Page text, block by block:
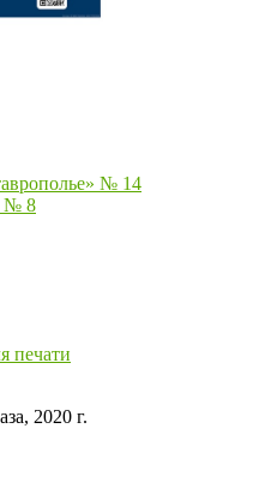
№ 14
№ 8
печати
2020 г.